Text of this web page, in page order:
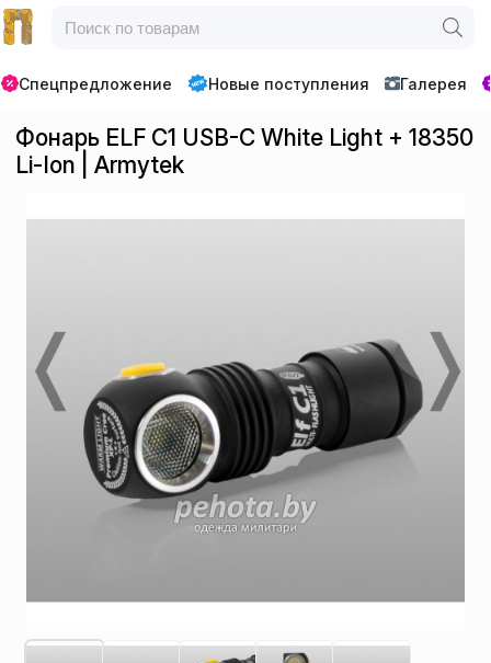
Спецпредложение Новые поступления Галерея
Фонарь ELF C1 USB-C White Light + 18350
Li-Ion | Armytek